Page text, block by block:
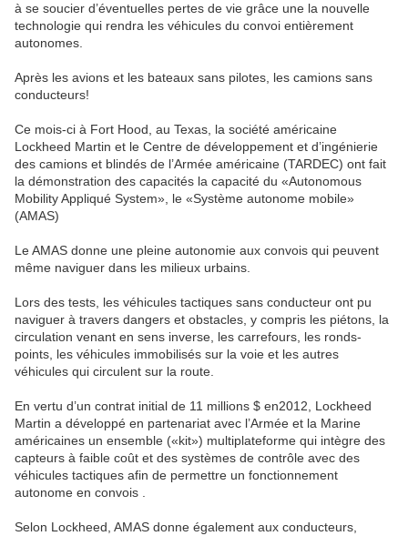
à se soucier d’éventuelles pertes de vie grâce une la nouvelle
technologie qui rendra les véhicules du convoi entièrement
autonomes.
Après les avions et les bateaux sans pilotes, les camions sans
conducteurs!
Ce mois-ci à Fort Hood, au Texas, la société américaine
Lockheed Martin et le Centre de développement et d’ingénierie
des camions et blindés de l’Armée américaine (TARDEC) ont fait
la démonstration des capacités la capacité du «Autonomous
Mobility Appliqué System», le «Système autonome mobile»
(AMAS)
Le AMAS donne une pleine autonomie aux convois qui peuvent
même naviguer dans les milieux urbains.
Lors des tests, les véhicules tactiques sans conducteur ont pu
naviguer à travers dangers et obstacles, y compris les piétons, la
circulation venant en sens inverse, les carrefours, les ronds-
points, les véhicules immobilisés sur la voie et les autres
véhicules qui circulent sur la route.
En vertu d’un contrat initial de 11 millions $ en2012, Lockheed
Martin a développé en partenariat avec l’Armée et la Marine
américaines un ensemble («kit») multiplateforme qui intègre des
capteurs à faible coût et des systèmes de contrôle avec des
véhicules tactiques afin de permettre un fonctionnement
autonome en convois .
Selon Lockheed, AMAS donne également aux conducteurs,